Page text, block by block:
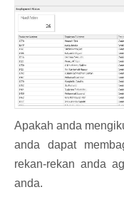
Apakah anda
anda dapat
rekan-rekan anda
anda.